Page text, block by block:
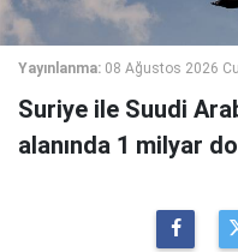
Yayınlanma: 08 Ağustos 2026
Suriye ile Suudi
alanında 1 milyar